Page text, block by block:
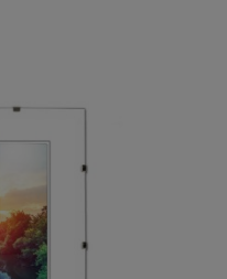
z naturalnego drewna